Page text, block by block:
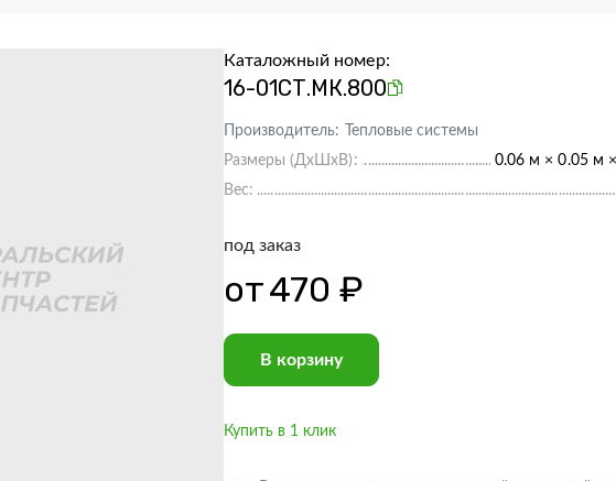
Каталожный номер:
16-01СТ.МК.800
Производитель:
Тепловые системы
Размеры (ДхШхВ):
0.06 м × 0.05 м
Вес:
под заказ
от470 ₽
В корзину
Купить в 1 клик